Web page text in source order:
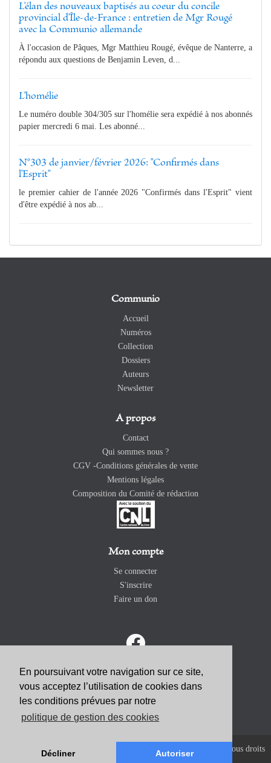
En poursuivant votre navigation sur ce site,
vous acceptez l’utilisation de cookies dans
les conditions prévues par notre
politique de gestion des cookies
Décliner Autoriser
L'élan des nouveaux baptisés au coeur du concile
provincial d'Île-de-France : entretien de Mgr Rougé
avec la Communio allemande
À l'occasion de Pâques, Mgr Matthieu Rougé, évêque de Nanterre, a
répondu aux questions de Benjamin Leven, d...
L'homélie
Le numéro double 304/305 sur l'homélie sera expédié à nos abonnés
papier mercredi 6 mai. Les abonné...
N°303 de janvier/février 2026: "Confirmés dans
l'Esprit"
le premier cahier de l'année 2026 "Confirmés dans l'Esprit" vient
d'être expédié à nos ab...
Communio
Accueil
Numéros
Collection
Dossiers
Auteurs
Newsletter
A propos
Contact
Qui sommes nous ?
CGV -Conditions générales de vente
Mentions légales
Composition du Comité de rédaction
Mon compte
Se connecter
S'inscrire
Faire un don
ABONNEZ-VOUS
Copyright 2026 Revue Catholique Internationale COMMUNIO. Tous droits